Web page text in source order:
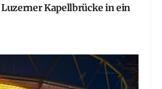
Kapellbrücke in ein